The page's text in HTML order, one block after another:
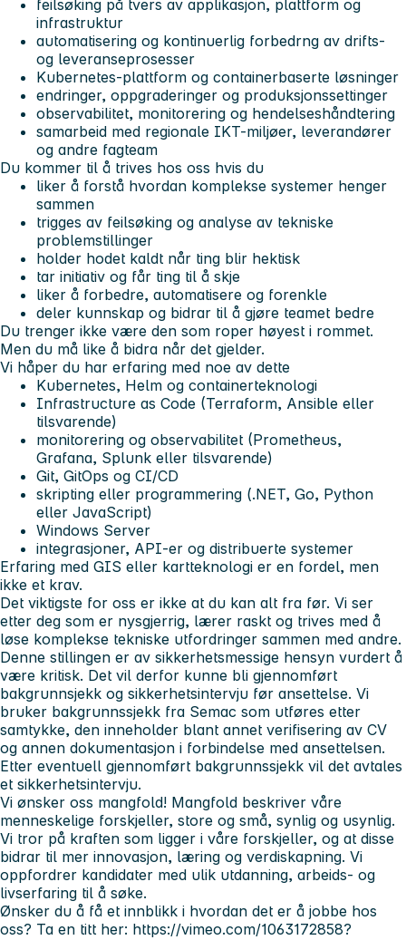
feilsøking på tvers av applikasjon, plattform og
infrastruktur
automatisering og kontinuerlig forbedrng av drifts-
og leveranseprosesser
Kubernetes-plattform og containerbaserte løsninger
endringer, oppgraderinger og produksjonssettinger
observabilitet, monitorering og hendelseshåndtering
samarbeid med regionale IKT-miljøer, leverandører
og andre fagteam
Du kommer til å trives hos oss hvis du
liker å forstå hvordan komplekse systemer henger
sammen
trigges av feilsøking og analyse av tekniske
problemstillinger
holder hodet kaldt når ting blir hektisk
tar initiativ og får ting til å skje
liker å forbedre, automatisere og forenkle
deler kunnskap og bidrar til å gjøre teamet bedre
Du trenger ikke være den som roper høyest i rommet.
Men du må like å bidra når det gjelder.
Vi håper du har erfaring med noe av dette
Kubernetes, Helm og containerteknologi
Infrastructure as Code (Terraform, Ansible eller
tilsvarende)
monitorering og observabilitet (Prometheus,
Grafana, Splunk eller tilsvarende)
Git, GitOps og CI/CD
skripting eller programmering (.NET, Go, Python
eller JavaScript)
Windows Server
integrasjoner, API-er og distribuerte systemer
Erfaring med GIS eller kartteknologi er en fordel, men
ikke et krav.
Det viktigste for oss er ikke at du kan alt fra før. Vi ser
etter deg som er nysgjerrig, lærer raskt og trives med å
løse komplekse tekniske utfordringer sammen med andre.
Denne stillingen er av sikkerhetsmessige hensyn vurdert å
være kritisk. Det vil derfor kunne bli gjennomført
bakgrunnsjekk og sikkerhetsintervju før ansettelse. Vi
bruker bakgrunnssjekk fra Semac som utføres etter
samtykke, den inneholder blant annet verifisering av CV
og annen dokumentasjon i forbindelse med ansettelsen.
Etter eventuell gjennomført bakgrunnssjekk vil det avtales
et sikkerhetsintervju.
Vi ønsker oss mangfold! Mangfold beskriver våre
menneskelige forskjeller, store og små, synlig og usynlig.
Vi tror på kraften som ligger i våre forskjeller, og at disse
bidrar til mer innovasjon, læring og verdiskapning. Vi
oppfordrer kandidater med ulik utdanning, arbeids- og
livserfaring til å søke.
Ønsker du å få et innblikk i hvordan det er å jobbe hos
oss? Ta en titt her: https://vimeo.com/1063172858?